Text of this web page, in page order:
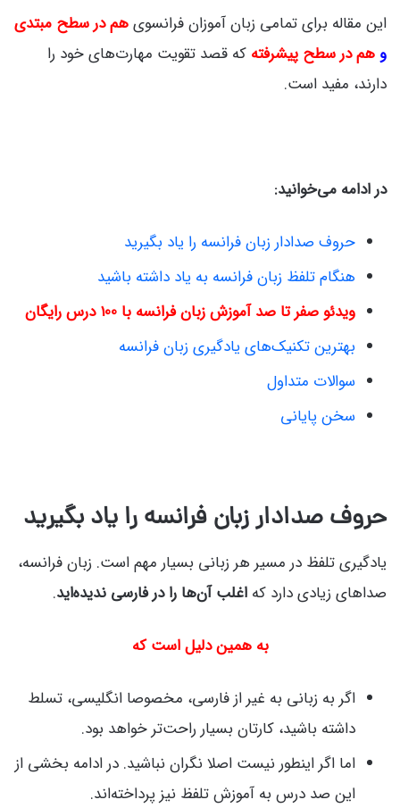
این مقاله برای تمامی زبان آموزان فرانسویهم در سطح مبتدی
و هم در سطح پیشرفته که قصد تقویت مهارت‌های خود را
دارند، مفید است.
در ادامه می‌خوانید:
حروف صدادار زبان فرانسه را یاد بگیرید
هنگام تلفظ زبان فرانسه به یاد داشته باشید
ویدئو صفر تا صد آموزش زبان فرانسه با 100 درس رایگان
بهترین تکنیک‌های یادگیری زبان فرانسه
سوالات متداول
سخن پایانی
حروف صدادار زبان فرانسه را یاد بگیرید
یادگیری تلفظ در مسیر هر زبانی بسیار مهم است. زبان فرانسه،
صداهای زیادی دارد که اغلب آن‌ها را در فارسی ندیده‌اید.
به همین دلیل است که
اگر به زبانی به غیر از فارسی، مخصوصا انگلیسی، تسلط
داشته باشید، کارتان بسیار راحت‌تر خواهد بود.
اما اگر اینطور نیست اصلا نگران نباشید. در ادامه بخشی از
این صد درس به آموزش تلفظ نیز پرداخته‌اند.